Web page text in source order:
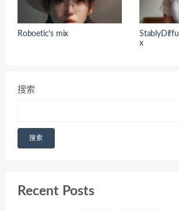
Roboetic’s mix
x
搜索
搜索
Recent Posts